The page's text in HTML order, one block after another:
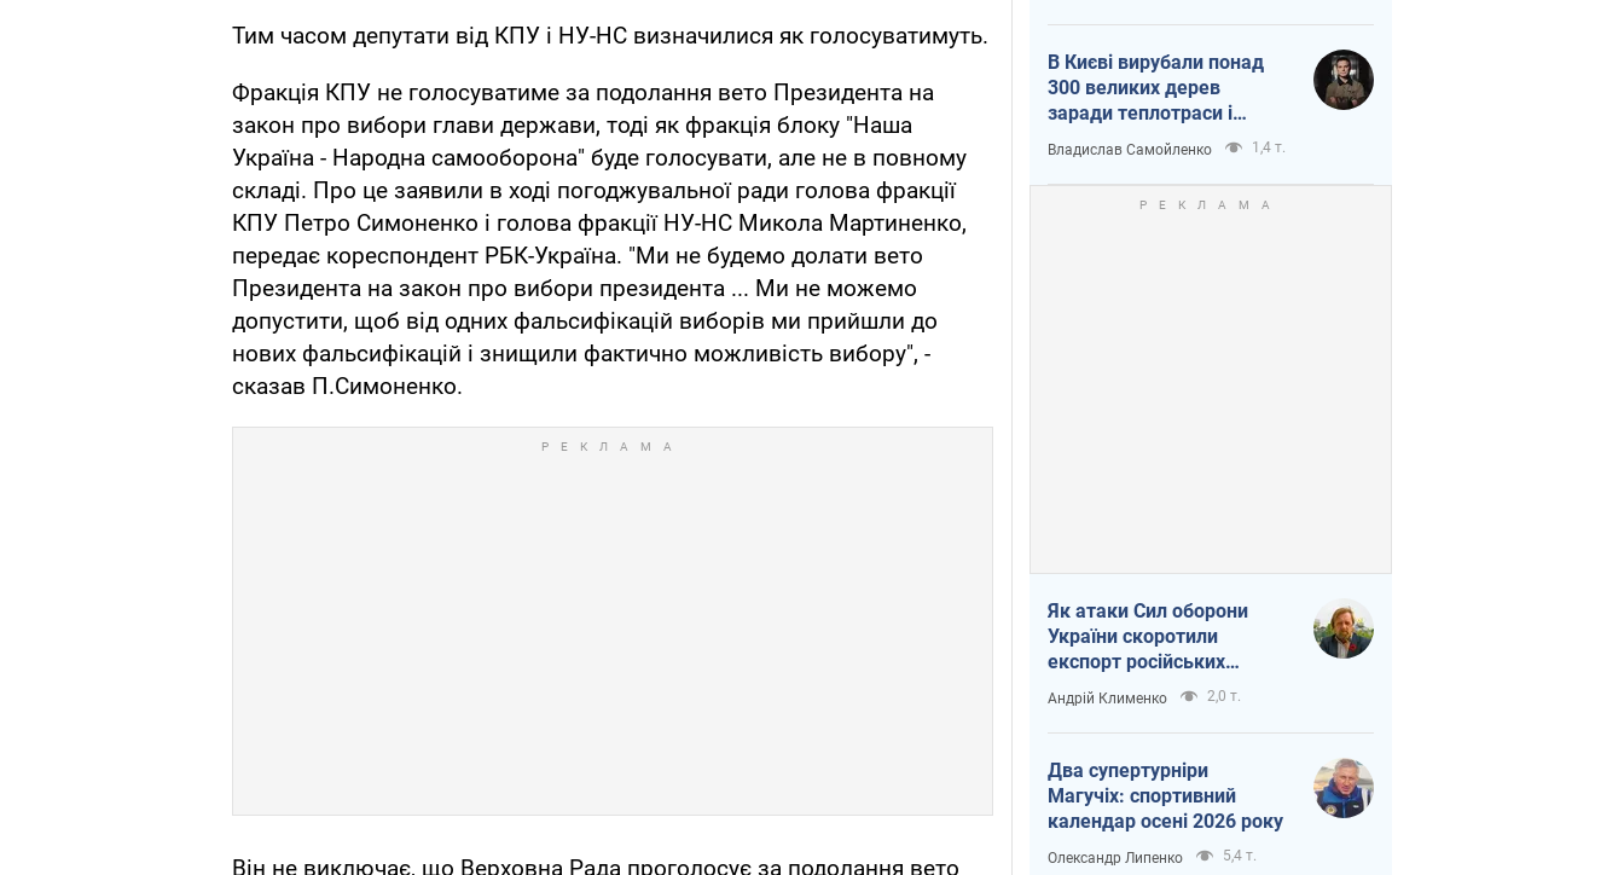
Тим часом депутати від КПУ і НУ-НС визначилися як голосуватимуть.
Фракція КПУ не голосуватиме за подолання вето Президента на
закон про вибори глави держави, тоді як фракція блоку "Наша
Україна - Народна самооборона" буде голосувати, але не в повному
складі. Про це заявили в ході погоджувальної ради голова фракції
КПУ Петро Симоненко і голова фракції НУ-НС Микола Мартиненко,
передає кореспондент РБК-Україна. "Ми не будемо долати вето
Президента на закон про вибори президента ... Ми не можемо
допустити, щоб від одних фальсифікацій виборів ми прийшли до
нових фальсифікацій і знищили фактично можливість вибору", -
сказав П.Симоненко.
Він не виключає, що Верховна Рада проголосує за подолання вето
В Києві вирубали понад
300 великих дерев
заради теплотраси і
всупереч Генплану
Владислав Самойленко 1,4 т.
Як атаки Сил оборони
України скоротили
експорт російських
нафтопродуктів
Андрій Клименко 2,0 т.
Два супертурніри
Магучіх: спортивний
календар осені 2026 року
Олександр Липенко 5,4 т.